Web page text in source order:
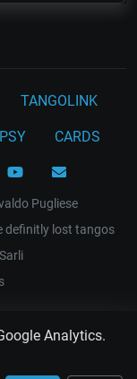
Analytics.
TANGOLINK
PSY CARDS
Pugliese
definitly lost tangos